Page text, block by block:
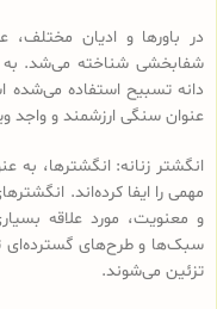
در باورها و ادیان
شفابخشی شناخته می‌شد. به
دانه تسبیح استفاده
عنوان سنگی ارزشمند و واجد
انگشتر زنانه: انگشترها، به
مهمی را ایفا کرده‌اند.
و معنویت، مورد علاقه
سبک‌ها و طرح‌های گسترده‌ای
تزئین می‌شوند.